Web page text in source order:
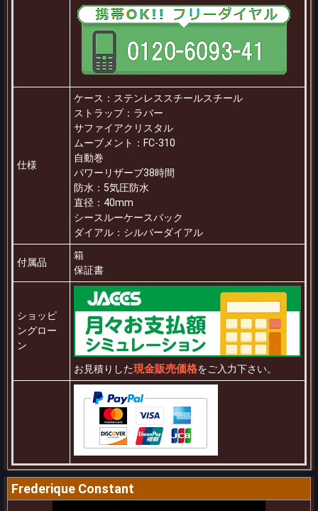
仕様
ケース：ステンレススチールスチール
ストラップ：ラバー
サファイアクリスタル
ムーブメント：FC-310
自動巻
パワーリザーブ38時間
防水：5気圧防水
直径：40mm
シースルーケースバック
ダイアル：シルバーダイアル
付属品
箱
保証書
ショッピ
ングロー
ン
お見積りした現金販売価格をご入力下さい。
Frederique Constant